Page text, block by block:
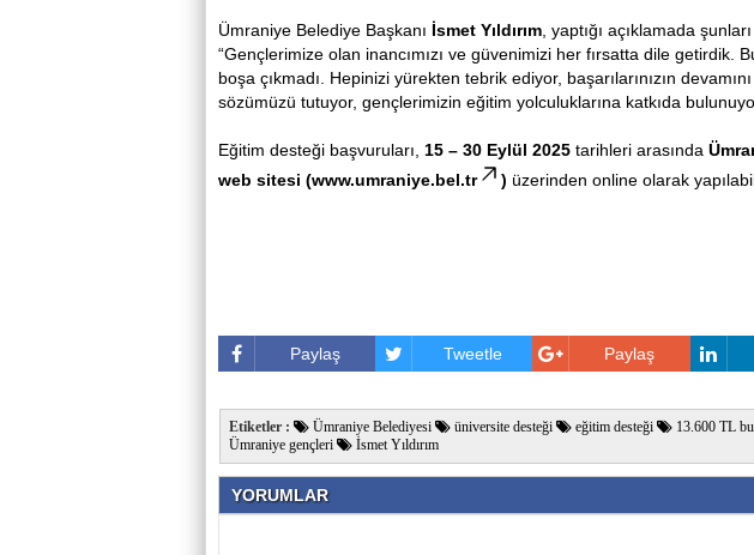
Ümraniye Belediye Başkanı İsmet Yıldırım , yaptığı açıklamada
“Gençlerimize olan inancımızı ve güvenimizi her fırsatta dile getirdik.
boşa çıkmadı. Hepinizi yürekten tebrik ediyor, başarılarınızın
sözümüzü tutuyor, gençlerimizin eğitim yolculuklarına katkıda
Eğitim desteği başvuruları, 15 – 30 Eylül 2025 tarihleri arasında
web sitesi (www.umraniye.bel.tr ) üzerinden online olarak
Paylaş Tweetle Paylaş
Etiketler : Ümraniye Belediyesi üniversite desteği eğitim desteği 13.600 TL
Ümraniye gençleri
İsmet Yıldırım
YORUMLAR